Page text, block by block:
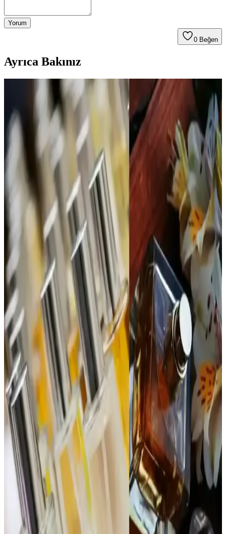
Yorum
0 Beğen
Ayrıca Bakınız
Calvin Klein Contradiction Edp 100 Ml Kadın
Parfümü: Modern ve Kalıcı Çiçeksi Odunsu Koku
Calvin Klein'in Contradiction Edp 100 Ml kadın parfümü, ferah ve
odunsu notalarıyla gün boyu kalıcı, çok yönlü ve şık bir koku sunar,
günlük ve özel kullanımlar için ideal bir tercihtir.
ATTAR ESANS Zümrüt Esansı Doğal Hafif Parfüm
Roll-on 3ml Türkiye Menşei
ATTAR ESANS Zümrüt Esansı, doğal içerikli, hafif ve ferahlatıcı
roll-on parfüm, taşınabilir ve kullanımı kolay, uzun ömürlü, Türkiye
menşei, hassas ciltlere uygun, günlük kullanım için ideal.
Bargello 384 Kadın Parfüm: Aromatik ve Ferah
Koku ile Günlük Şıklık
Bargello 384 Kadın Parfüm, 50 ml'lik şişesiyle uzun süre kalıcılık
sağlayan, ferah ve hafif aromatik yapısıyla günlük kullanım için
ideal bir seçenektir.
Jean Paul Gaultier La Belle Paradise Garden
Parfümü: Koku Profili ve Kullanıcı Yorumları
Jean Paul Gaultier La Belle Paradise Garden parfümü, tropikal ve
tatlı başlangıcıyla dikkat çekiyor. Vanilya ve muz notalarıyla sıcak
ve kremamsı bir karakter sunuyor. Şişe tasarımı da estetik değer
taşıyor.
1990'lar ve 2000'lerin Başındaki Katia Parfümü:
Hafif ve Tatlı Kokuya Sahip Unutulmuş Tasarım
1990'lar ve 2000'lerin başında popüler olan Katia parfümü, mat
beyaz şişesi ve yengeç pençesine benzeyen kapağıyla hafif ve tatlı
kokusuyla nostalji arayanların ilgisini çekiyor.
Dior Poison Parfüm Reformülasyonları ve
Yaşlanmanın Koku Üzerindeki Etkileri
Dior Poison parfümünde reformülasyonlar, yasal düzenlemeler ve
içerik temini nedeniyle koku değişikliklerine yol açar. EDT ve EDP
versiyonları, yaşlanma ve bölgesel farklılıklar da kokuyu etkiler.
1980'ler Love’s Cologne Parfüm Seti: Vintage
Kokular ve Gençlik Kültürünün İzleri